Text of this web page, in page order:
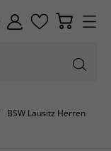
BSW Lausitz Herren